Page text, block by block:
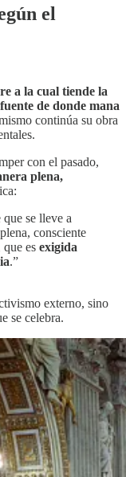
el
a la cual tiende la
de donde mana
continúa su obra
con el pasado,
plena,
se lleve a
consciente
es exigida
.”
externo, sino
se celebra.